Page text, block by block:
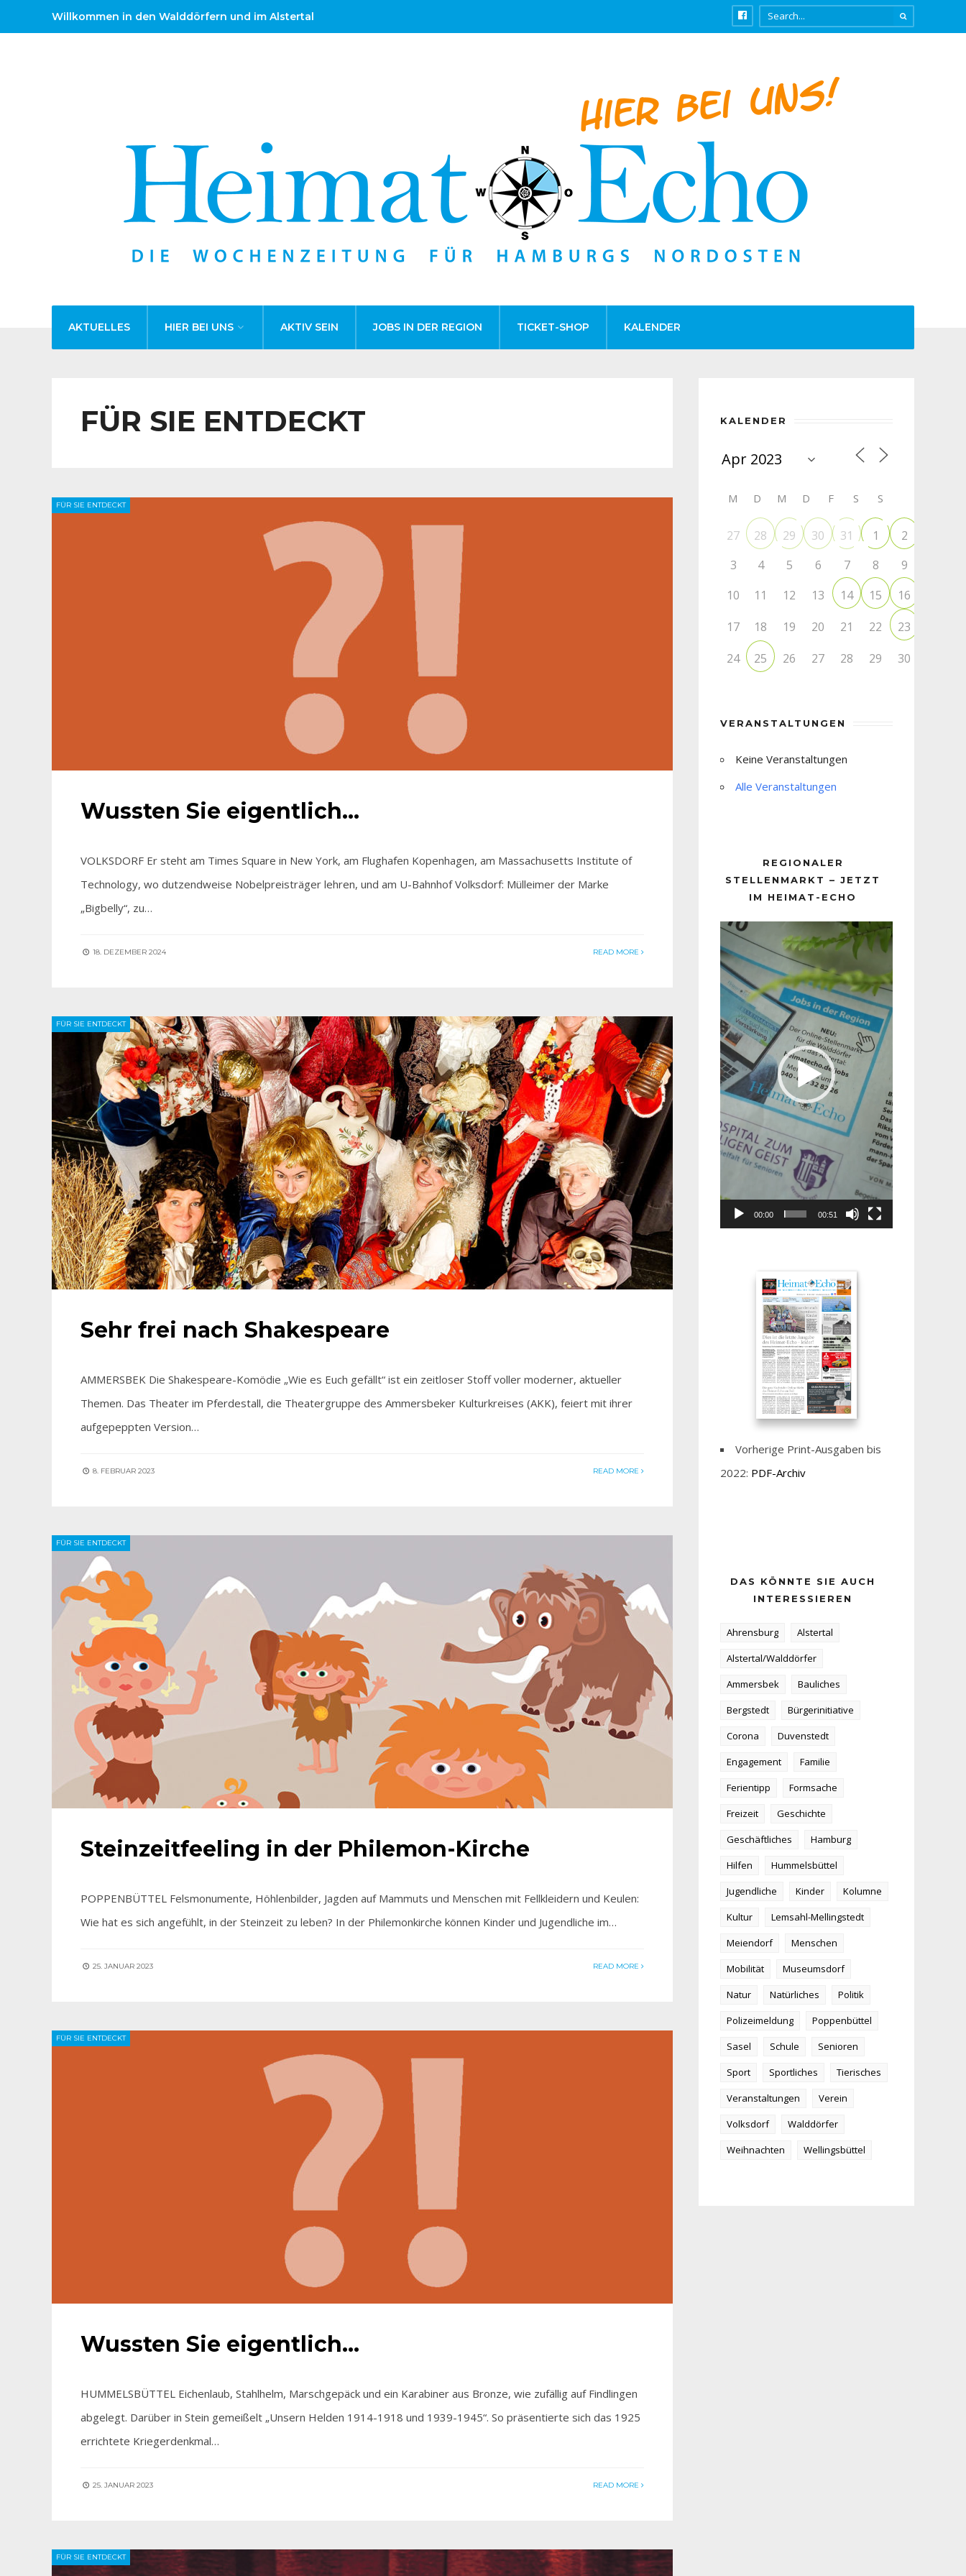
Willkommen in den Walddörfern und im Alstertal
AKTUELLES HIER BEI UNS AKTIV SEIN JOBS IN DER REGION TICKET-SHOP KALENDER
FÜR SIE ENTDECKT
FÜR SIE ENTDECKT
Wussten Sie eigentlich…
VOLKSDORF Er steht am Times Square in New York, am Flughafen Kopenhagen, am Massachusetts Institute of
Technology, wo dutzendweise Nobelpreisträger lehren, und am U-Bahnhof Volksdorf: Mülleimer der Marke
„Bigbelly“, zu…
18. DEZEMBER 2024 READ MORE
FÜR SIE ENTDECKT
Sehr frei nach Shakespeare
AMMERSBEK Die Shakespeare-Komödie „Wie es Euch gefällt“ ist ein zeitloser Stoff voller moderner, aktueller
Themen. Das Theater im Pferdestall, die Theatergruppe des Ammersbeker Kulturkreises (AKK), feiert mit ihrer
aufgepeppten Version…
8. FEBRUAR 2023 READ MORE
FÜR SIE ENTDECKT
Steinzeitfeeling in der Philemon-Kirche
POPPENBÜTTEL Felsmonumente, Höhlenbilder, Jagden auf Mammuts und Menschen mit Fellkleidern und Keulen:
Wie hat es sich angefühlt, in der Steinzeit zu leben? In der Philemonkirche können Kinder und Jugendliche im…
25. JANUAR 2023 READ MORE
FÜR SIE ENTDECKT
Wussten Sie eigentlich…
HUMMELSBÜTTEL Eichenlaub, Stahlhelm, Marschgepäck und ein Karabiner aus Bronze, wie zufällig auf Findlingen
abgelegt. Darüber in Stein gemeißelt „Unsern Helden 1914-1918 und 1939-1945“. So präsentierte sich das 1925
errichtete Kriegerdenkmal…
25. JANUAR 2023 READ MORE
FÜR SIE ENTDECKT
KALENDER
M D M D F S S
27 28 29 30 31 1
2
3
4 5 6 7 8
9
10
11 12 13 14 15
16
17
18 19 20 21 22
23
24
25 26 27 28 29 30
VERANSTALTUNGEN
Keine Veranstaltungen
Alle Veranstaltungen
REGIONALER
STELLENMARKT – JETZT
IM HEIMAT-ECHO
Player
00:00 00:51
Vorherige Print-Ausgaben bis
2022: PDF-Archiv
DAS KÖNNTE SIE AUCH
INTERESSIEREN
Ahrensburg
Alstertal
Alstertal/Walddörfer
Ammersbek
Bauliches
Bergstedt
Bürgerinitiative
Corona
Duvenstedt
Engagement
Familie
Ferientipp
Formsache
Freizeit
Geschichte
Geschäftliches
Hamburg
Hilfen
Hummelsbüttel
Jugendliche
Kinder
Kolumne
Kultur
Lemsahl-Mellingstedt
Meiendorf
Menschen
Mobilität
Museumsdorf
Natur
Natürliches
Politik
Polizeimeldung
Poppenbüttel
Sasel
Schule
Senioren
Sport
Sportliches
Tierisches
Veranstaltungen
Verein
Volksdorf
Walddörfer
Weihnachten
Wellingsbüttel